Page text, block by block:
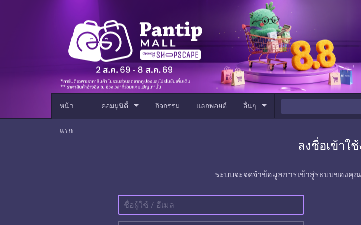
หน้า
แรก
คอมมูนิตี้ arrow_drop_down กิจกรรม แลกพอยต์ อื่นๆ arrow_drop_down
ลงชื่อเข้าใ
ระบบจะจดจำข้อมูลการเข้าสู่ระบบของคุ